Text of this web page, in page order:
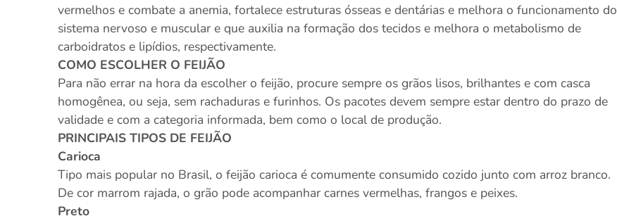
vermelhos e combate a anemia, fortalece estruturas ósseas e dentárias e melhora o funcionamento do
sistema nervoso e muscular e que auxilia na formação dos tecidos e melhora o metabolismo de
carboidratos e lipídios, respectivamente.
COMO ESCOLHER O FEIJÃO
Para não errar na hora da escolher o feijão, procure sempre os grãos lisos, brilhantes e com casca
homogênea, ou seja, sem rachaduras e furinhos. Os pacotes devem sempre estar dentro do prazo de
validade e com a categoria informada, bem como o local de produção.
PRINCIPAIS TIPOS DE FEIJÃO
Carioca
Tipo mais popular no Brasil, o feijão carioca é comumente consumido cozido junto com arroz branco.
De cor marrom rajada, o grão pode acompanhar carnes vermelhas, frangos e peixes.
Preto